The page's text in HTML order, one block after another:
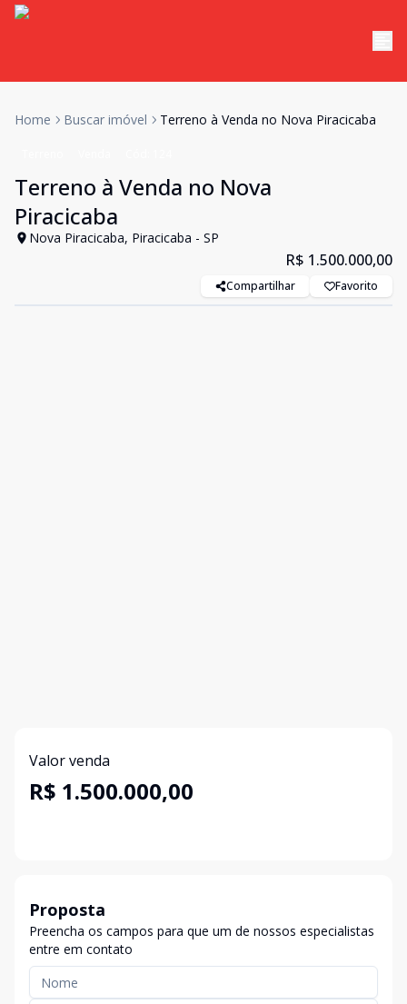
Home Buscar imóvel Terreno à Venda no Nova Piracicaba
Terreno à Venda no Nova
Piracicaba
Nova Piracicaba, Piracicaba - SP
R$ 1.500.000,00
Compartilhar Favorito
Valor venda
R$ 1.500.000,00
Proposta
Preencha os campos para que um de nossos especialistas
entre em contato